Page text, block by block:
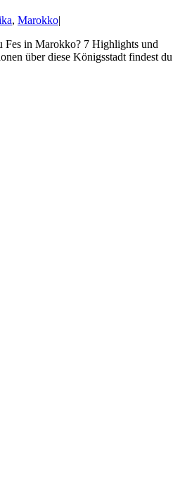
, Marokko|
Fes in Marokko? 7 Highlights und
über diese Königsstadt findest du